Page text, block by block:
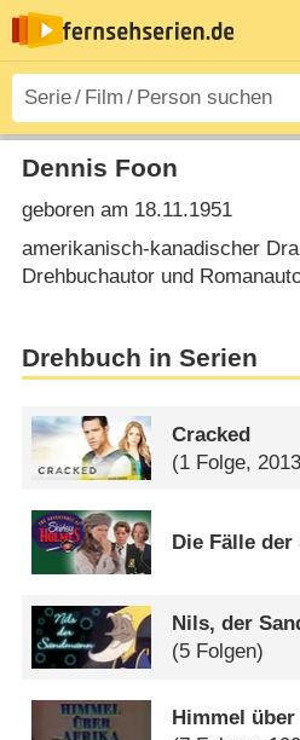
Dennis Foon
geboren am 18.11.1951
amerikanisch-kanadischer
Drehbuchautor und
Drehbuch in Serien
Cracked
(1 Folge,
Die Fälle
Nils, der
(5 Folgen)
Himmel